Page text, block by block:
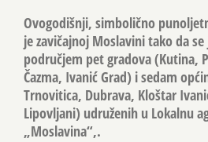
Ovogodišnji, simbolično
je zavičajnoj Moslavini tako da
područjem pet gradova (Kutina,
Čazma, Ivanić Grad) i sedam
Trnovitica, Dubrava, Kloštar
Lipovljani) udruženih u Lokalnu
„Moslavina“,.